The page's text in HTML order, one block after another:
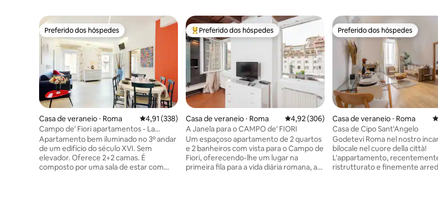
Preferido dos hóspedes
Preferido dos hóspedes
Casa de veraneio ⋅ Roma 4,91 de uma avaliação média de 5, 338 avaliações
4,91 (338)
Campo de' Fiori apartamentos - La
Violante
Apartamento bem iluminado no 3º andar
de um edifício do século XVI. Sem
elevador. Oferece 2+2 camas. É
composto por uma sala de estar com
Entre os melhores preferidos dos hóspedes
Preferido dos hóspedes
Casa de veraneio ⋅ Roma 4,92 de uma avaliação média de 5, 306
4,92 (306)
A Janela para o CAMPO de' FIORI
Um espaçoso apartamento de 2 quartos
e 2 banheiros com vista para o Campo de
Fiori, oferecendo-lhe um lugar na
primeira fila para a vida diária romana, as
Preferido dos hóspedes
Preferido dos hóspedes
Casa de veraneio ⋅ Roma
Casa de Cipo Sant'Angelo
Godetevi Roma nel nostro
bilocale nel cuore della città!
L'appartamento,
ristrutturato e finemente